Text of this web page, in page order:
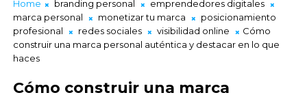
Home branding personal
emprendedores digitales
marca personal
monetizar tu marca
posicionamiento
profesional
redes sociales visibilidad online
Cómo
construir una marca personal auténtica y destacar en lo que
haces
Cómo construir una marca